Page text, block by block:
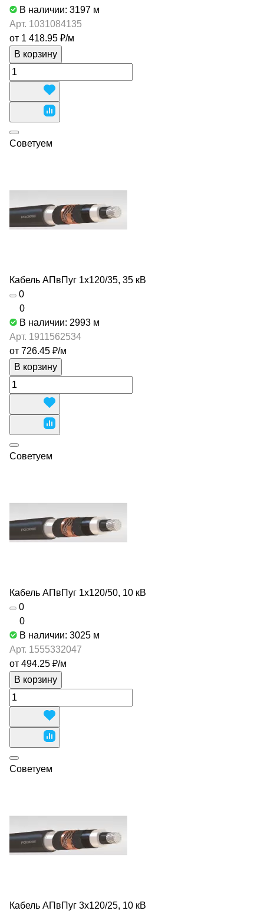
В наличии: 3197 м
Арт. 1031084135
от 1 418.95 ₽/м
В корзину
Советуем
Кабель АПвПуг 1х120/35, 35 кВ
0
0
В наличии: 2993 м
Арт. 1911562534
от 726.45 ₽/м
В корзину
Советуем
Кабель АПвПуг 1х120/50, 10 кВ
0
0
В наличии: 3025 м
Арт. 1555332047
от 494.25 ₽/м
В корзину
Советуем
Кабель АПвПуг 3х120/25, 10 кВ